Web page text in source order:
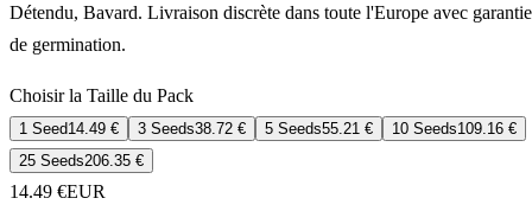
Détendu, Bavard. Livraison discrète dans toute l'Europe avec garantie
de germination.
Choisir la Taille du Pack
1 Seed14.49 € 3 Seeds38.72 € 5 Seeds55.21 € 10 Seeds109.16 €
25 Seeds206.35 €
14.49 €EUR